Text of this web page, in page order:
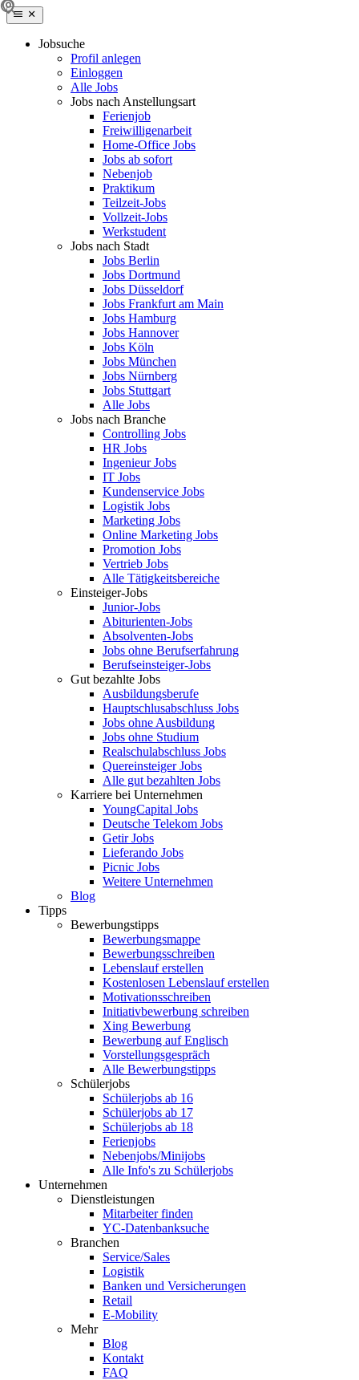
Jobsuche
Profil anlegen
Einloggen
Alle Jobs
Jobs nach Anstellungsart
Ferienjob
Freiwilligenarbeit
Home-Office Jobs
Jobs ab sofort
Nebenjob
Praktikum
Teilzeit-Jobs
Vollzeit-Jobs
Werkstudent
Jobs nach Stadt
Jobs Berlin
Jobs Dortmund
Jobs Düsseldorf
Jobs Frankfurt am Main
Jobs Hamburg
Jobs Hannover
Jobs Köln
Jobs München
Jobs Nürnberg
Jobs Stuttgart
Alle Jobs
Jobs nach Branche
Controlling Jobs
HR Jobs
Ingenieur Jobs
IT Jobs
Kundenservice Jobs
Logistik Jobs
Marketing Jobs
Online Marketing Jobs
Promotion Jobs
Vertrieb Jobs
Alle Tätigkeitsbereiche
Einsteiger-Jobs
Junior-Jobs
Abiturienten-Jobs
Absolventen-Jobs
Jobs ohne Berufserfahrung
Berufseinsteiger-Jobs
Gut bezahlte Jobs
Ausbildungsberufe
Hauptschlusabschluss Jobs
Jobs ohne Ausbildung
Jobs ohne Studium
Realschulabschluss Jobs
Quereinsteiger Jobs
Alle gut bezahlten Jobs
Karriere bei Unternehmen
YoungCapital Jobs
Deutsche Telekom Jobs
Getir Jobs
Lieferando Jobs
Picnic Jobs
Weitere Unternehmen
Blog
Tipps
Bewerbungstipps
Bewerbungsmappe
Bewerbungsschreiben
Lebenslauf erstellen
Kostenlosen Lebenslauf erstellen
Motivationsschreiben
Initiativbewerbung schreiben
Xing Bewerbung
Bewerbung auf Englisch
Vorstellungsgespräch
Alle Bewerbungstipps
Schülerjobs
Schülerjobs ab 16
Schülerjobs ab 17
Schülerjobs ab 18
Ferienjobs
Nebenjobs/Minijobs
Alle Info's zu Schülerjobs
Unternehmen
Dienstleistungen
Mitarbeiter finden
YC-Datenbanksuche
Branchen
Service/Sales
Logistik
Banken und Versicherungen
Retail
E-Mobility
Mehr
Blog
Kontakt
FAQ